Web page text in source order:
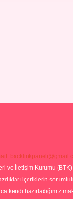
ve İletişim Kurumu
içeriklerin
kendi